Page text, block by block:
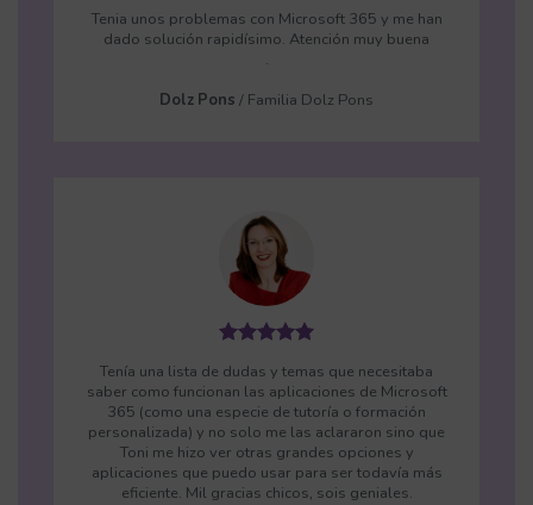
Tenia unos problemas con Microsoft 365 y me han
dado solución rapidísimo. Atención muy buena
.
Dolz Pons / Familia Dolz Pons
Tenía una lista de dudas y temas que necesitaba
saber como funcionan las aplicaciones de Microsoft
365 (como una especie de tutoría o formación
personalizada) y no solo me las aclararon sino que
Toni me hizo ver otras grandes opciones y
aplicaciones que puedo usar para ser todavía más
eficiente. Mil gracias chicos, sois geniales.